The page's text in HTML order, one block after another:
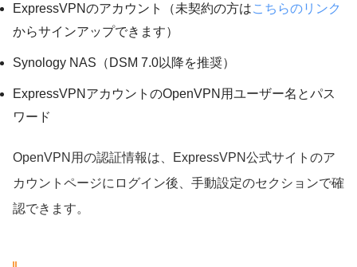
ExpressVPNのアカウント（未契約の方はこちらのリンク
からサインアップできます）
Synology NAS（DSM 7.0以降を推奨）
ExpressVPNアカウントのOpenVPN用ユーザー名とパス
ワード
OpenVPN用の認証情報は、ExpressVPN公式サイトのア
カウントページにログイン後、手動設定のセクションで確
認できます。